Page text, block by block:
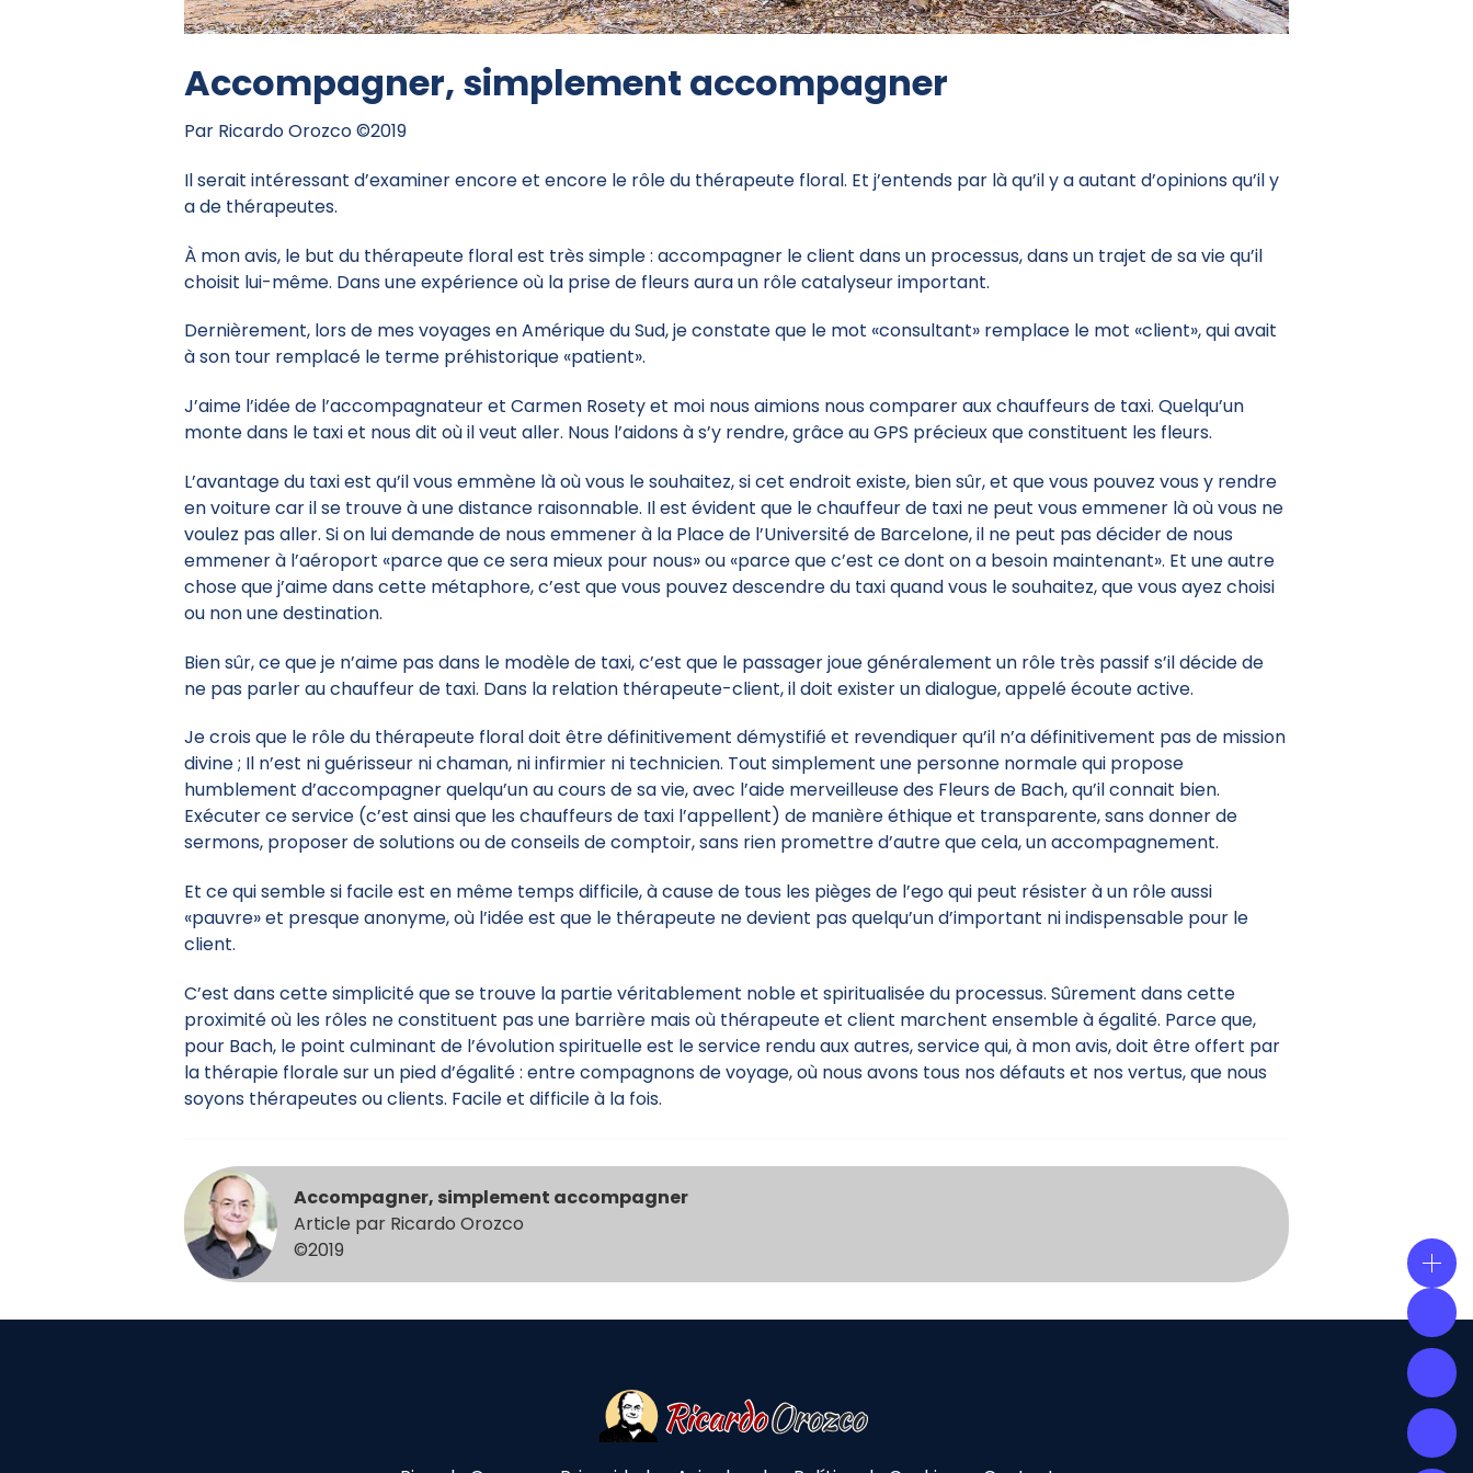
Accompagner, simplement accompagner
Par Ricardo Orozco ©2019
Il serait intéressant d’examiner encore et encore le rôle du thérapeute floral. Et j’entends par là qu’il y a autant d’opinions qu’il y
a de thérapeutes.
À mon avis, le but du thérapeute floral est très simple : accompagner le client dans un processus, dans un trajet de sa vie qu’il
choisit lui-même. Dans une expérience où la prise de fleurs aura un rôle catalyseur important.
Dernièrement, lors de mes voyages en Amérique du Sud, je constate que le mot «consultant» remplace le mot «client», qui avait
à son tour remplacé le terme préhistorique «patient».
J’aime l’idée de l’accompagnateur et Carmen Rosety et moi nous aimions nous comparer aux chauffeurs de taxi. Quelqu’un
monte dans le taxi et nous dit où il veut aller. Nous l’aidons à s’y rendre, grâce au GPS précieux que constituent les fleurs.
L’avantage du taxi est qu’il vous emmène là où vous le souhaitez, si cet endroit existe, bien sûr, et que vous pouvez vous y rendre
en voiture car il se trouve à une distance raisonnable. Il est évident que le chauffeur de taxi ne peut vous emmener là où vous ne
voulez pas aller. Si on lui demande de nous emmener à la Place de l’Université de Barcelone, il ne peut pas décider de nous
emmener à l’aéroport «parce que ce sera mieux pour nous» ou «parce que c’est ce dont on a besoin maintenant». Et une autre
chose que j’aime dans cette métaphore, c’est que vous pouvez descendre du taxi quand vous le souhaitez, que vous ayez choisi
ou non une destination.
Bien sûr, ce que je n’aime pas dans le modèle de taxi, c’est que le passager joue généralement un rôle très passif s’il décide de
ne pas parler au chauffeur de taxi. Dans la relation thérapeute-client, il doit exister un dialogue, appelé écoute active.
Je crois que le rôle du thérapeute floral doit être définitivement démystifié et revendiquer qu’il n’a définitivement pas de mission
divine ; Il n’est ni guérisseur ni chaman, ni infirmier ni technicien. Tout simplement une personne normale qui propose
humblement d’accompagner quelqu’un au cours de sa vie, avec l’aide merveilleuse des Fleurs de Bach, qu’il connait bien.
Exécuter ce service (c’est ainsi que les chauffeurs de taxi l’appellent) de manière éthique et transparente, sans donner de
sermons, proposer de solutions ou de conseils de comptoir, sans rien promettre d’autre que cela, un accompagnement.
Et ce qui semble si facile est en même temps difficile, à cause de tous les pièges de l’ego qui peut résister à un rôle aussi
«pauvre» et presque anonyme, où l’idée est que le thérapeute ne devient pas quelqu’un d’important ni indispensable pour le
client.
C’est dans cette simplicité que se trouve la partie véritablement noble et spiritualisée du processus. Sûrement dans cette
proximité où les rôles ne constituent pas une barrière mais où thérapeute et client marchent ensemble à égalité. Parce que,
pour Bach, le point culminant de l’évolution spirituelle est le service rendu aux autres, service qui, à mon avis, doit être offert par
la thérapie florale sur un pied d’égalité : entre compagnons de voyage, où nous avons tous nos défauts et nos vertus, que nous
soyons thérapeutes ou clients. Facile et difficile à la fois.
Accompagner, simplement accompagner
Article par Ricardo Orozco
©2019